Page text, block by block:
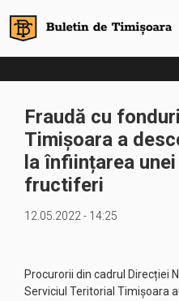
Fraudă cu
Timișoara a
la înființarea
fructiferi
12.05.2022 - 14:25
Procurorii din cadrul Direcției
Serviciul Teritorial Timișoara